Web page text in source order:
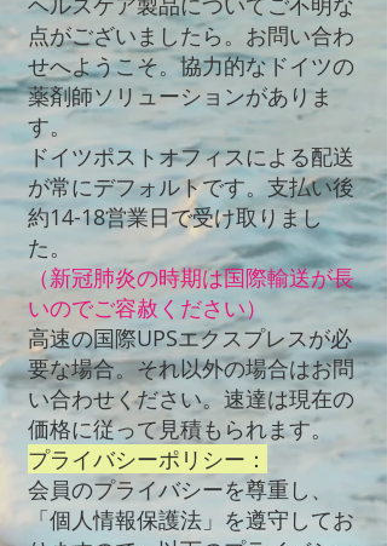
点がございましたら。お問い合わ
せへようこそ。協力的なドイツの
薬剤師ソリューションがありま
す。
ドイツポストオフィスによる配送
が常にデフォルトです。支払い後
約14-18営業日で受け取りまし
た。
（新冠肺炎の時期は国際輸送が長
いのでご容赦ください）
高速の国際UPSエクスプレスが必
要な場合。それ以外の場合はお問
い合わせください。速達は現在の
価格に従って見積もられます。
プライバシーポリシー：
会員のプライバシーを尊重し、
「個人情報保護法」を遵守してお